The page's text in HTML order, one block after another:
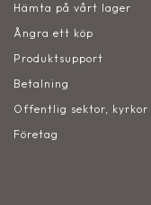
Hämta på vårt lager
Ångra ett köp
Produktsupport
Betalning
Offentlig sektor, kyrkor
Företag